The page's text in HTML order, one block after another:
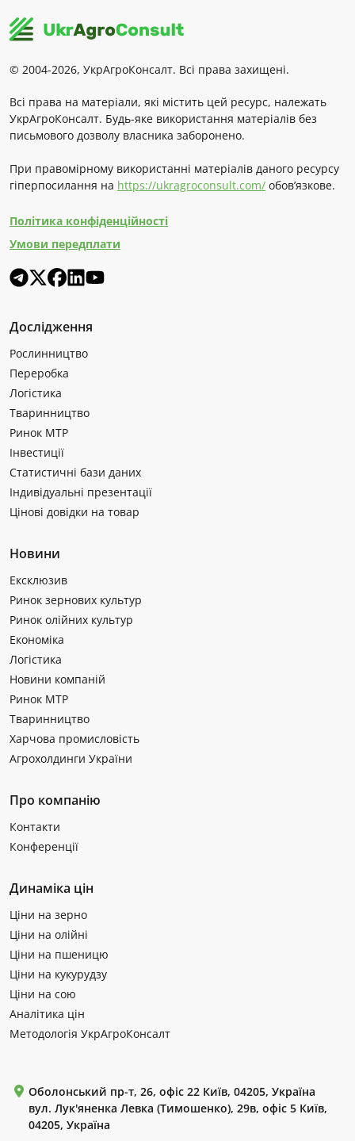
© 2004-2026, УкрАгроКонсалт. Всі права захищені.
Всі права на матеріали, які містить цей ресурс, належать
УкрАгроКонсалт. Будь-яке використання матеріалів без
письмового дозволу власника заборонено.
При правомірному використанні матеріалів даного ресурсу
гіперпосилання на https://ukragroconsult.com/ обов’язкове.
Політика конфіденційності
Умови передплати
Дослідження
Рослинництво
Переробка
Логістика
Тваринництво
Ринок МТР
Інвестиції
Статистичні бази даних
Індивідуальні презентації
Цінові довідки на товар
Новини
Ексклюзив
Ринок зернових культур
Ринок олійних культур
Економіка
Логістика
Новини компаній
Ринок МТР
Тваринництво
Харчова промисловість
Агрохолдинги України
Про компанію
Контакти
Конференції
Динаміка цін
Ціни на зерно
Ціни на олійні
Ціни на пшеницю
Ціни на кукурудзу
Ціни на сою
Аналітика цін
Методологія УкрАгроКонсалт
Оболонський пр-т, 26, офіс 22 Київ, 04205, Україна
вул. Лук'яненка Левка (Тимошенко), 29в, офіс 5 Київ,
04205, Україна